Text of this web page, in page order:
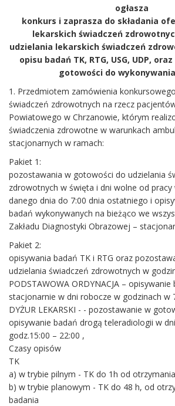
ogłasza
konkurs i zaprasza do składania
lekarskich świadczeń
udzielania lekarskich świadczeń
opisu badań TK, RTG, USG, UDP,
gotowości do
1. Przedmiotem zamówienia
świadczeń zdrowotnych na rzecz
Powiatowego w Chrzanowie, którym
świadczenia zdrowotne w warunkach
stacjonarnych w ramach:
Pakiet 1:
pozostawania w gotowości do udzielania
zdrowotnych w święta i dni wolne od pracy
danego dnia do 7:00 dnia ostatniego i
badań wykonywanych na bieżąco we
Zakładu Diagnostyki Obrazowej –
Pakiet 2:
opisywania badań TK i RTG oraz
udzielania świadczeń zdrowotnych w
PODSTAWOWA ORDYNACJA – opisywanie
stacjonarnie w dni robocze w godzinach w
DYŻUR LEKARSKI - - pozostawanie w
opisywanie badań drogą teleradiologii w
godz.15:00 – 22:00 ,
Czasy opisów
TK
a) w trybie pilnym - TK do 1h od
b) w trybie planowym - TK do 48 h, od
badania